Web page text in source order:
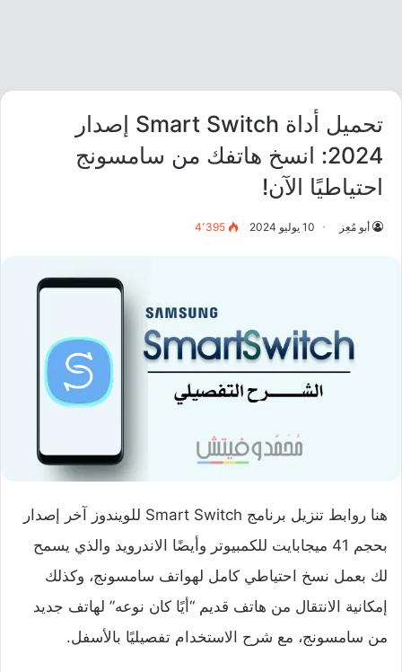
تحميل أداة Smart Switch إصدار
2024: انسخ هاتفك من سامسونج
احتياطيًا الآن!
أبو مُعِز 10 يوليو 2024 4٬395
هنا روابط تنزيل برنامج Smart Switch للويندوز آخر إصدار
بحجم 41 ميجابايت للكمبيوتر وأيضًا الاندرويد والذي يسمح
لك بعمل نسخ احتياطي كامل لهواتف سامسونج، وكذلك
إمكانية الانتقال من هاتف قديم “أيًا كان نوعه” لهاتف جديد
من سامسونج، مع شرح الاستخدام تفصيليًا بالأسفل.